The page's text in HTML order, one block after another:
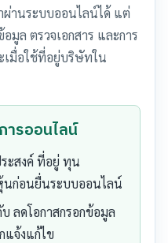
านระบบออนไลน์ได้ แต่
มูล ตรวจเอกสาร และการ
เมื่อใช้ที่อยู่บริษัทใน
ารออนไลน์
ะสงค์ ที่อยู่ ทุน
นก่อนยื่นระบบออนไลน์
ลดโอกาสกรอกข้อมูล
แจ้งแก้ไข